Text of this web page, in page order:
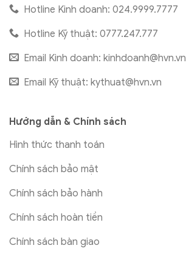
Hotline Kinh doanh: 024.9999.7777
Hotline Kỹ thuật: 0777.247.777
Email Kinh doanh: kinhdoanh@hvn.vn
Email Kỹ thuật: kythuat@hvn.vn
Hướng dẫn & Chính sách
Hình thức thanh toán
Chính sách bảo mật
Chính sách bảo hành
Chính sách hoàn tiền
Chính sách bàn giao